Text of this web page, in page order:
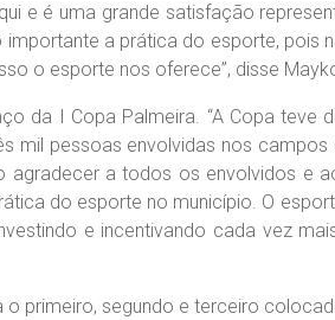
e é uma grande satisfação
a prática do esporte, pois
o esporte nos oferece”, disse
da I Copa Palmeira. “A Copa teve
mil pessoas envolvidas nos
agradecer a todos os envolvidos e
do esporte no município. O
e incentivando cada vez
primeiro, segundo e terceiro